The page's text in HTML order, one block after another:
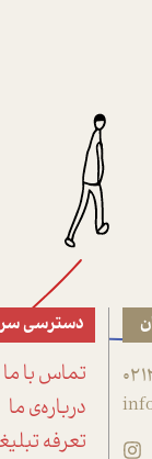
دسترسی
تماس با ما
درباره‌ی ما
تعرفه